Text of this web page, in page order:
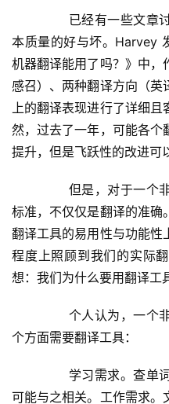
本质量的好与坏。Harvey
机器翻译能用了吗？》中，
感召）、两种翻译方向（英
上的翻译表现进行了详细且
然，过去了一年，可能各个
提升，但是飞跃性的改进可
标准，不仅仅是翻译的准确
翻译工具的易用性与功能性
程度上照顾到我们的实际
想：我们为什么要用翻译工
个方面需要翻译工具：
可能与之相关。工作需求。